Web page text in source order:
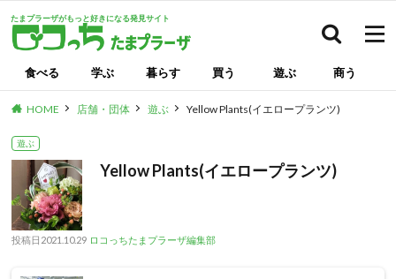
たまプラーザがもっと好きになる発見サイト
食べる 学ぶ 暮らす 買う 遊ぶ 商う
HOME 店舗・団体 遊ぶ Yellow Plants(イエロープランツ)
遊ぶ
Yellow Plants(イエロープランツ)
投稿日 2021.10.29 ロコっちたまプラーザ編集部